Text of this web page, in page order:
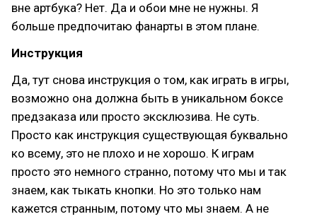
вне артбука? Нет. Да и обои мне не нужны. Я
больше предпочитаю фанарты в этом плане.
Инструкция
Да, тут снова инструкция о том, как играть в игры,
возможно она должна быть в уникальном боксе
предзаказа или просто эксклюзива. Не суть.
Просто как инструкция существующая буквально
ко всему, это не плохо и не хорошо. К играм
просто это немного странно, потому что мы и так
знаем, как тыкать кнопки. Но это только нам
кажется странным, потому что мы знаем. А не